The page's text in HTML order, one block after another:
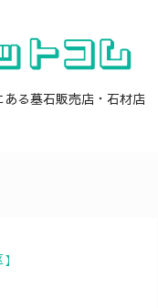
る墓石販売店・石材店